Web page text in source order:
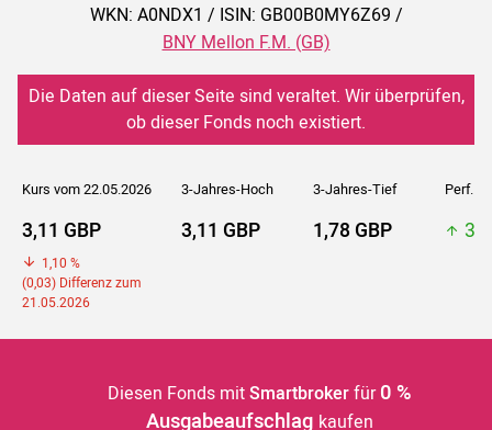
WKN: A0NDX1 / ISIN: GB00B0MY6Z69 /
BNY Mellon F.M. (GB)
Die Daten auf dieser Seite sind veraltet. Wir überprüfen,
ob dieser Fonds noch existiert.
Kurs vom 22.05.2026 3-Jahres-Hoch 3-Jahres-Tief Perf. 5J
3,11 GBP
1,10 %
(0,03) Differenz zum
21.05.2026
3,11 GBP 1,78 GBP
Diesen Fonds mitSmartbrokerfür0 %
Ausgabeaufschlag kaufen